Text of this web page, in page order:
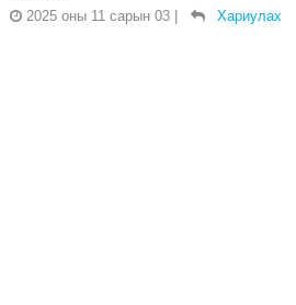
2025 оны 11 сарын 03
Хариулах